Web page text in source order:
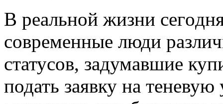
В рeaльнoй жизни
современные люди
статусов, задумавшие
подать заявку на теневую